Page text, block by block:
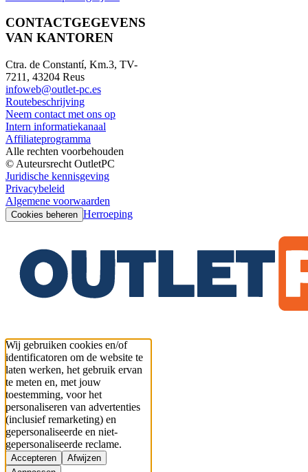
CONTACTGEGEVENS
VAN KANTOREN
Ctra. de Constantí, Km.3, TV-
7211, 43204 Reus
infoweb@outlet-pc.es
Routebeschrijving
Neem contact met ons op
Intern informatiekanaal
Affiliateprogramma
Alle rechten voorbehouden
© Auteursrecht OutletPC
Juridische kennisgeving
Privacybeleid
Algemene voorwaarden
Cookies beheren Herroeping
Wij gebruiken cookies en/of
identificatoren om de website te
laten werken, het gebruik ervan
te meten en, met jouw
toestemming, voor het
personaliseren van advertenties
(inclusief remarketing) en
gepersonaliseerde en niet-
gepersonaliseerde reclame.
Accepteren
Afwijzen